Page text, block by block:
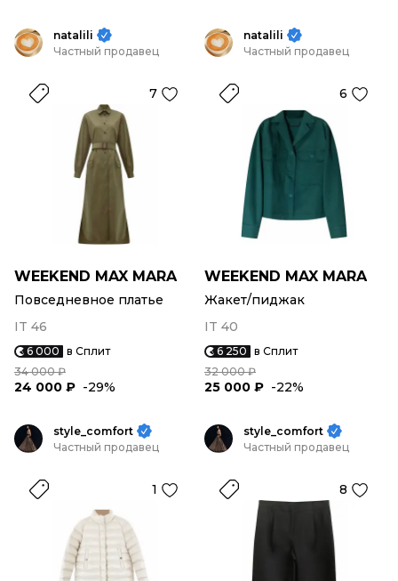
natalili
Частный продавец
7
WEEKEND MAX MARA
Повседневное платье
IT 46
6 000 в Сплит
34 000 ₽
24 000 ₽ -29%
natalili
Частный продавец
6
WEEKEND MAX MARA
Жакет/пиджак
IT 40
6 250 в Сплит
32 000 ₽
25 000 ₽ -22%
style_comfort
Частный продавец
1
style_comfort
Частный продавец
8